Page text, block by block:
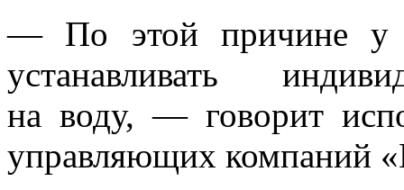
— По этой причине у
устанавливать
на воду, — говорит
управляющих компаний